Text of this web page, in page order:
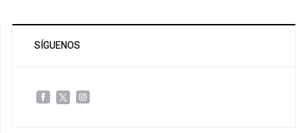
SÍGUENOS